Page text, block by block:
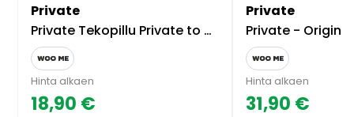
Private
Private Tekopillu Private to Go Hot Bombshell
Hinta alkaen
18,90 €
Private
Private - Original
Hinta alkaen
31,90 €